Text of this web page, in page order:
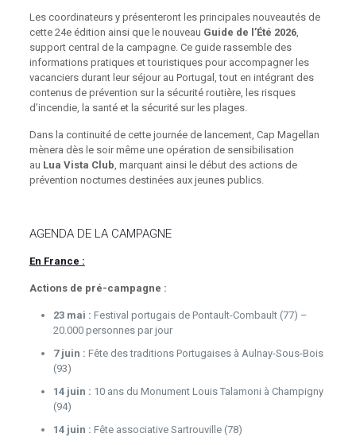
Les coordinateurs y présenteront les principales nouveautés de
cette 24e édition ainsi que le nouveau Guide de l’Été 2026,
support central de la campagne. Ce guide rassemble des
informations pratiques et touristiques pour accompagner les
vacanciers durant leur séjour au Portugal, tout en intégrant des
contenus de prévention sur la sécurité routière, les risques
d’incendie, la santé et la sécurité sur les plages.
Dans la continuité de cette journée de lancement, Cap Magellan
mènera dès le soir même une opération de sensibilisation
au Lua Vista Club, marquant ainsi le début des actions de
prévention nocturnes destinées aux jeunes publics.
AGENDA DE LA CAMPAGNE
En France :
Actions de pré-campagne :
23 mai : Festival portugais de Pontault-Combault (77) –
20.000 personnes par jour
7 juin : Fête des traditions Portugaises à Aulnay-Sous-Bois
(93)
14 juin : 10 ans du Monument Louis Talamoni à Champigny
(94)
14 juin : Fête associative Sartrouville (78)